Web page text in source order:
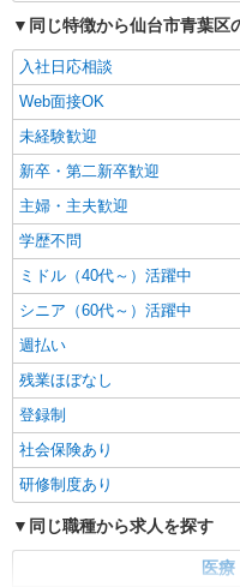
仙台市
派遣社員
株式会社kotrio /●SD-H-
仙台市青
の軍資
時給
通費全支
仙台市
派遣社員
株式会社kotrio /●SD-H-1993525
仙台市青
ス看護師
通費全支
仙台市
同じ特徴から仙台市青葉区
入社日応相談
Web面接OK
未経験歓迎
新卒・第二新卒歓迎
主婦・主夫歓迎
学歴不問
ミドル（40代～）活躍中
シニア（60代～）活躍中
週払い
残業ほぼなし
登録制
社会保険あり
研修制度あり
同じ職種から求人を探す
医療